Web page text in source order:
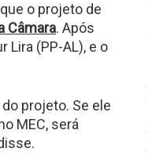
o projeto de
Câmara. Após
Lira (PP-AL), e o
projeto. Se ele
MEC, será